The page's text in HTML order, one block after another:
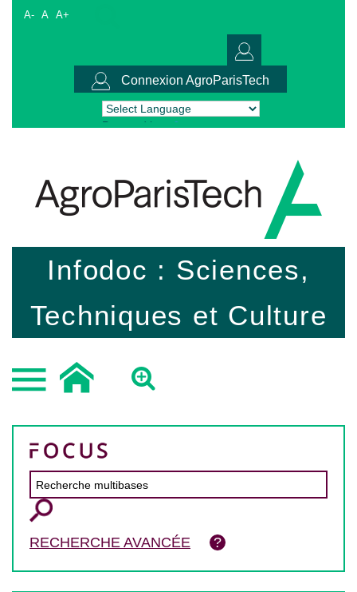
A- A A+
Connexion AgroParisTech
Powered by Translate
Infodoc : Sciences,
Techniques et Culture
RECHERCHE AVANCÉE